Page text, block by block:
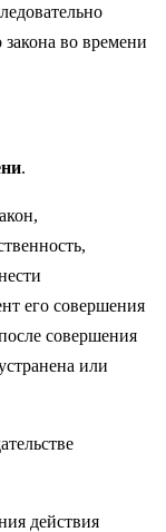
во времени
.
его совершения
совершения
или
действия